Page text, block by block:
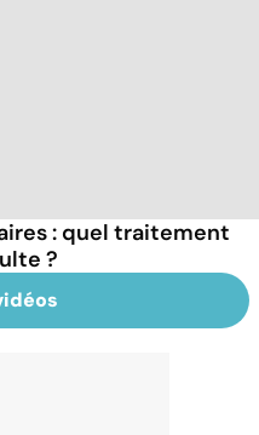
: quel traitement
?